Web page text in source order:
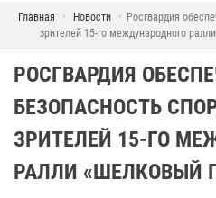
Главная Новости
Росгвардия
зрителей 15-го международного
РОСГВАРДИЯ
БЕЗОПАСНОСТЬ
ЗРИТЕЛЕЙ 15-ГО
РАЛЛИ «ШЕЛКОВЫЙ